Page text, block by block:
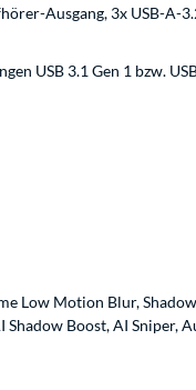
Ausgang, 3x USB-A-
USB 3.1 Gen 1 bzw.
Low Motion Blur,
Boost, AI Sniper,